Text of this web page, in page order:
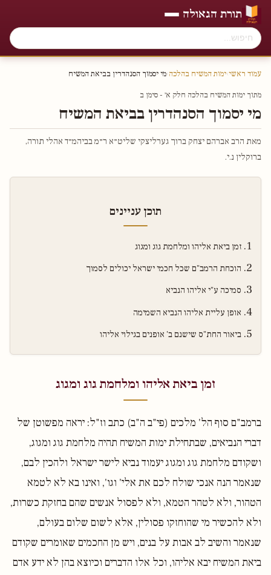
תורת הגאולה
עמוד ראשי›ימות המשיח בהלכה›מי יסמוך הסנהדרין בביאת המשיח
מתוך ימות המשיח בהלכה חלק א׳ - סימן ב
מי יסמוך הסנהדרין בביאת המשיח
מאת הרב אברהם יצחק ברוך גערליצקי שליט״א ר״מ בביהמ״ד אהלי תורה,
ברוקלין נ.י.
תוכן עניינים
זמן ביאת אליהו ומלחמת גוג ומגוג
הוכחת הרמב"ם שכל חכמי ישראל יכולים לסמוך
סמיכה ע"י אליהו הנביא
אופן עליית אליהו הנביא השמימה
ביאור החת"ס שישנם ב' אופנים בגילוי אליהו
זמן ביאת אליהו ומלחמת גוג ומגוג
ברמב"ם סוף הל' מלכים (פי"ב ה"ב) כתב וז"ל: יראה מפשוטן של
דברי הנביאים, שבתחילת ימות המשיח תהיה מלחמת גוג ומגוג,
ושקודם מלחמת גוג ומגוג יעמוד נביא לישר ישראל ולהכין לבם,
שנאמר הנה אנכי שולח לכם את אלי' וגו', ואינו בא לא לטמא
הטהור, ולא לטהר הטמא, ולא לפסול אנשים שהם בחזקת כשרות,
ולא להכשיר מי שהוחזקו פסולין, אלא לשום שלום בעולם,
שנאמר והשיב לב אבות על בנים, ויש מן החכמים שאומרים שקודם
ביאת המשיח יבא אליהו, וכל אלו הדברים וכיוצא בהן לא ידע אדם